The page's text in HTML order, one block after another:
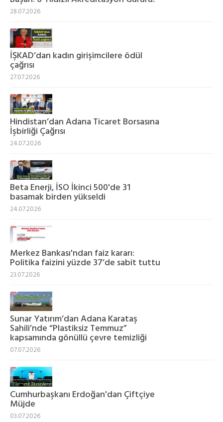
28.07.2026
İŞKAD’dan kadın girişimcilere ödül
çağrısı
27.07.2026
Hindistan’dan Adana Ticaret Borsasına
İşbirliği Çağrısı
24.07.2026
Beta Enerji, İSO İkinci 500'de 31
basamak birden yükseldi
24.07.2026
Merkez Bankası'ndan faiz kararı:
Politika faizini yüzde 37’de sabit tuttu
23.07.2026
Sunar Yatırım’dan Adana Karataş
Sahili’nde “Plastiksiz Temmuz”
kapsamında gönüllü çevre temizliği
07.07.2026
Cumhurbaşkanı Erdoğan'dan Çiftçiye
Müjde
03.07.2026